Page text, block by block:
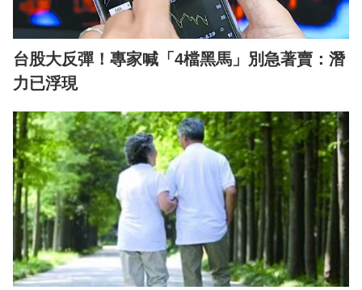
台股大反彈！專家喊「4檔黑馬」別急著賣：潛
力已浮現